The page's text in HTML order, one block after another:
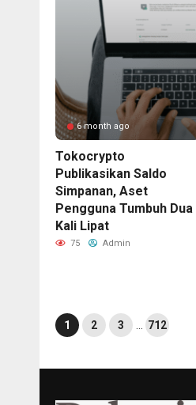
6 month ago
Tokocrypto
Publikasikan Saldo
Simpanan, Aset
Pengguna Tumbuh Dua
Kali Lipat
75 Admin
1 2 3 712